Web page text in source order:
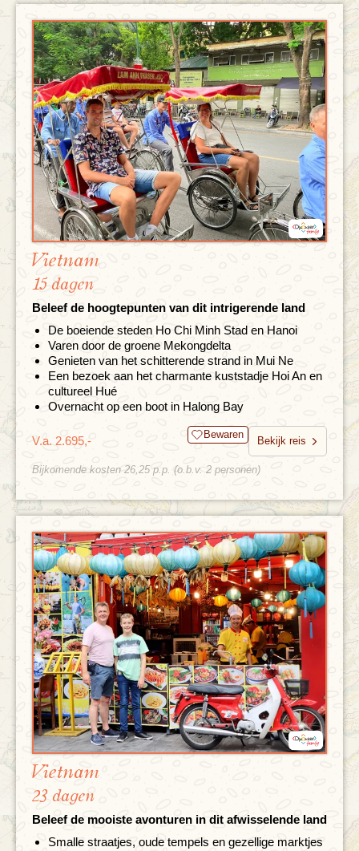
Vietnam
15 dagen
Beleef de hoogtepunten van dit intrigerende land
De boeiende steden Ho Chi Minh Stad en Hanoi
Varen door de groene Mekongdelta
Genieten van het schitterende strand in Mui Ne
Een bezoek aan het charmante kuststadje Hoi An en
cultureel Hué
Overnacht op een boot in Halong Bay
V.a. 2.695,- Bewaren
Bekijk reis
Bijkomende kosten 26,25 p.p. (o.b.v. 2 personen)
Vietnam
23 dagen
Beleef de mooiste avonturen in dit afwisselende land
Smalle straatjes, oude tempels en gezellige marktjes